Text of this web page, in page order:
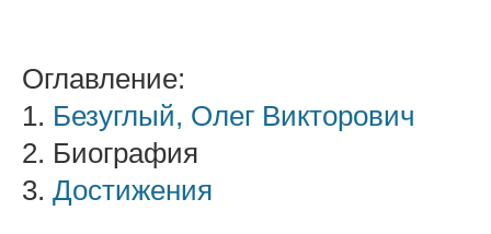
Оглавление:
1. Безуглый, Олег Викторович
2. Биография
3. Достижения